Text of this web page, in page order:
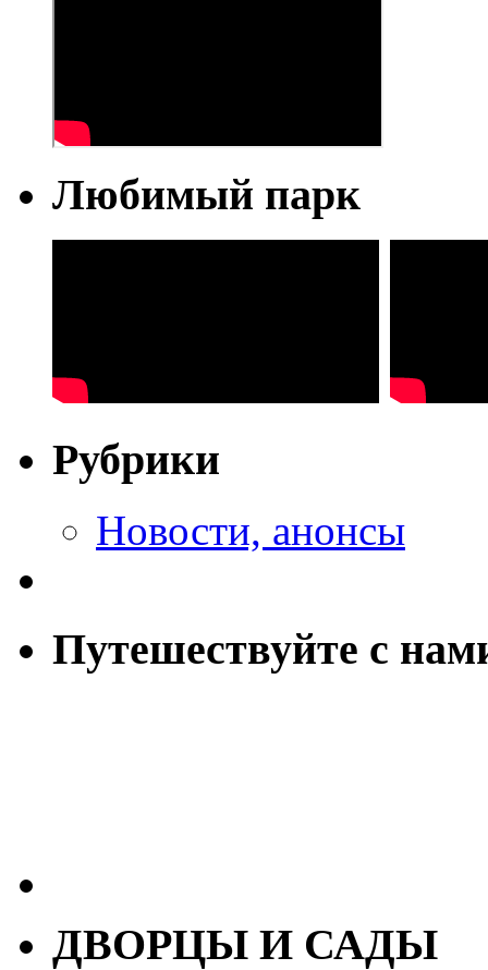
Любимый парк
Рубрики
Новости, анонсы
Путешествуйте с
ДВОРЦЫ И САДЫ